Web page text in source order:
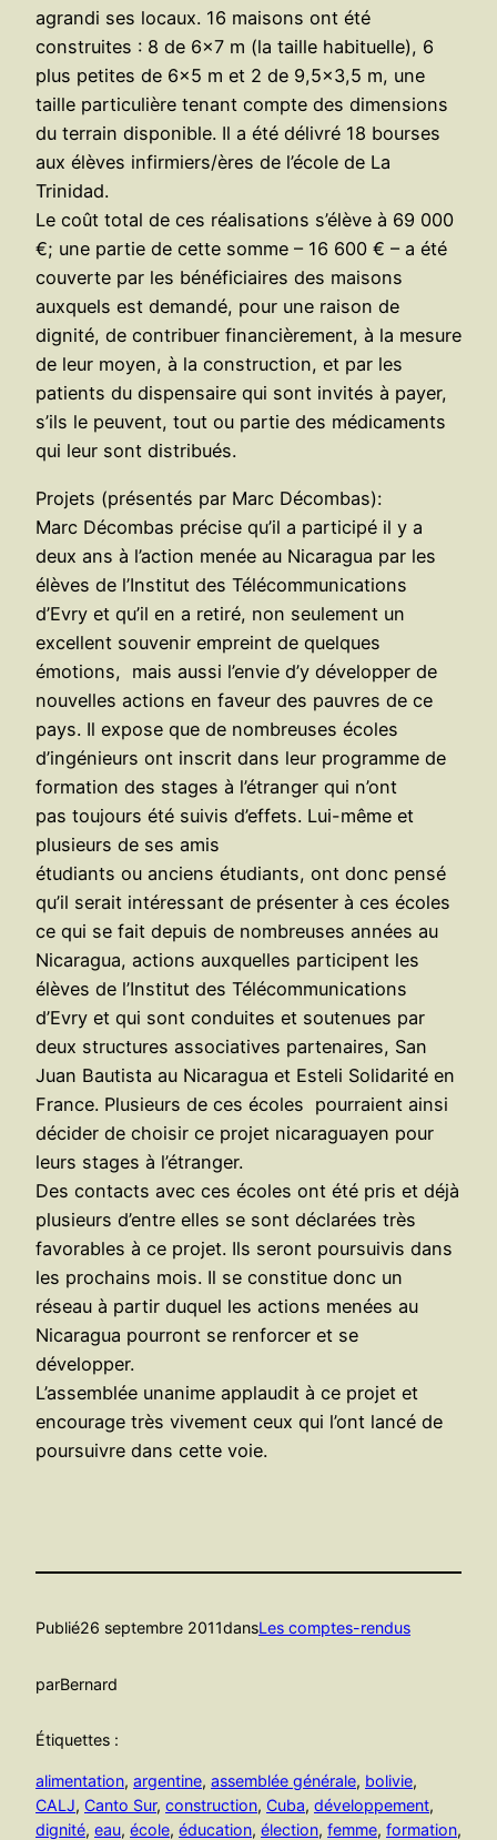
agrandi ses locaux. 16 maisons ont été
construites : 8 de 6×7 m (la taille habituelle), 6
plus petites de 6×5 m et 2 de 9,5×3,5 m, une
taille particulière tenant compte des dimensions
du terrain disponible. Il a été délivré 18 bourses
aux élèves infirmiers/ères de l’école de La
Trinidad.
Le coût total de ces réalisations s’élève à 69 000
€; une partie de cette somme – 16 600 € – a été
couverte par les bénéficiaires des maisons
auxquels est demandé, pour une raison de
dignité, de contribuer financièrement, à la mesure
de leur moyen, à la construction, et par les
patients du dispensaire qui sont invités à payer,
s’ils le peuvent, tout ou partie des médicaments
qui leur sont distribués.
Projets (présentés par Marc Décombas):
Marc Décombas précise qu’il a participé il y a
deux ans à l’action menée au Nicaragua par les
élèves de l’Institut des Télécommunications
d’Evry et qu’il en a retiré, non seulement un
excellent souvenir empreint de quelques
émotions, mais aussi l’envie d’y développer de
nouvelles actions en faveur des pauvres de ce
pays. Il expose que de nombreuses écoles
d’ingénieurs ont inscrit dans leur programme de
formation des stages à l’étranger qui n’ont
pas toujours été suivis d’effets. Lui-même et
plusieurs de ses amis
étudiants ou anciens étudiants, ont donc pensé
qu’il serait intéressant de présenter à ces écoles
ce qui se fait depuis de nombreuses années au
Nicaragua, actions auxquelles participent les
élèves de l’Institut des Télécommunications
d’Evry et qui sont conduites et soutenues par
deux structures associatives partenaires, San
Juan Bautista au Nicaragua et Esteli Solidarité en
France. Plusieurs de ces écoles pourraient ainsi
décider de choisir ce projet nicaraguayen pour
leurs stages à l’étranger.
Des contacts avec ces écoles ont été pris et déjà
plusieurs d’entre elles se sont déclarées très
favorables à ce projet. Ils seront poursuivis dans
les prochains mois. Il se constitue donc un
réseau à partir duquel les actions menées au
Nicaragua pourront se renforcer et se
développer.
L’assemblée unanime applaudit à ce projet et
encourage très vivement ceux qui l’ont lancé de
poursuivre dans cette voie.
Publié26 septembre 2011dansLes comptes-rendus
parBernard
Étiquettes :
alimentation, argentine, assemblée générale, bolivie
CALJ, Canto Sur, construction, Cuba, développement
dignité, eau, école, éducation, élection, femme, formation